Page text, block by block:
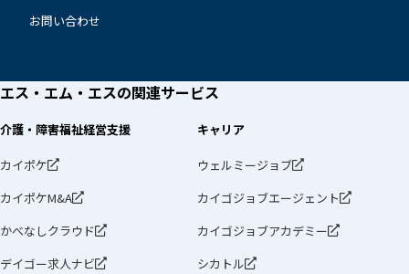
お問い合わせ
エス・エム・エスの関連サービス
介護・障害福祉経営支援
カイポケ
カイポケM&A
かべなしクラウド
デイゴー求人ナビ
キャリア
ウェルミージョブ
カイゴジョブエージェント
カイゴジョブアカデミー
シカトル